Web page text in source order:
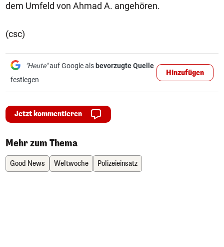
dem Umfeld von Ahmad A. angehören.
(csc)
"Heute"auf Google als bevorzugte Quelle
festlegen
Hinzufügen
Jetzt kommentieren
Mehr zum Thema
Good News Weltwoche Polizeieinsatz